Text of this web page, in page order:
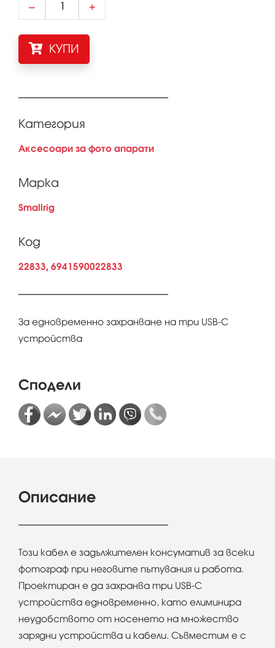
– +
КУПИ
Категория
Аксесоари за фото апарати
Марка
Smallrig
Код
22833, 6941590022833
За едновременно захранване на три USB-C
устройства
Сподели
Описание
Този кабел е задължителен консуматив за всеки
фотограф при неговите пътувания и работа.
Проектиран е да захранва три USB-C
устройства едновременно, като елиминира
неудобството от носенето на множество
зарядни устройства и кабели. Съвместим е с